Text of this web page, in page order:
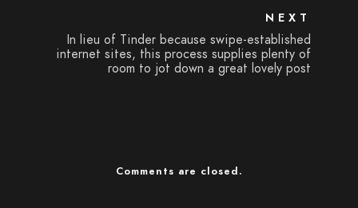
NEXT
In lieu of Tinder because swipe-established
internet sites, this process supplies plenty of
room to jot down a great lovely post
Comments are closed.